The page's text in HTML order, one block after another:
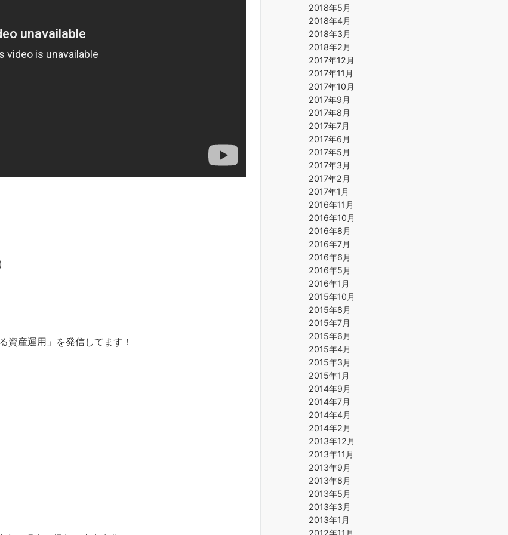
資産運用」を発信してます！
2018年5月
2018年4月
2018年3月
2018年2月
2017年12月
2017年11月
2017年10月
2017年9月
2017年8月
2017年7月
2017年6月
2017年5月
2017年3月
2017年2月
2017年1月
2016年11月
2016年10月
2016年8月
2016年7月
2016年6月
2016年5月
2016年1月
2015年10月
2015年8月
2015年7月
2015年6月
2015年4月
2015年3月
2015年1月
2014年9月
2014年7月
2014年4月
2014年2月
2013年12月
2013年11月
2013年9月
2013年8月
2013年5月
2013年3月
2013年1月
2012年11月